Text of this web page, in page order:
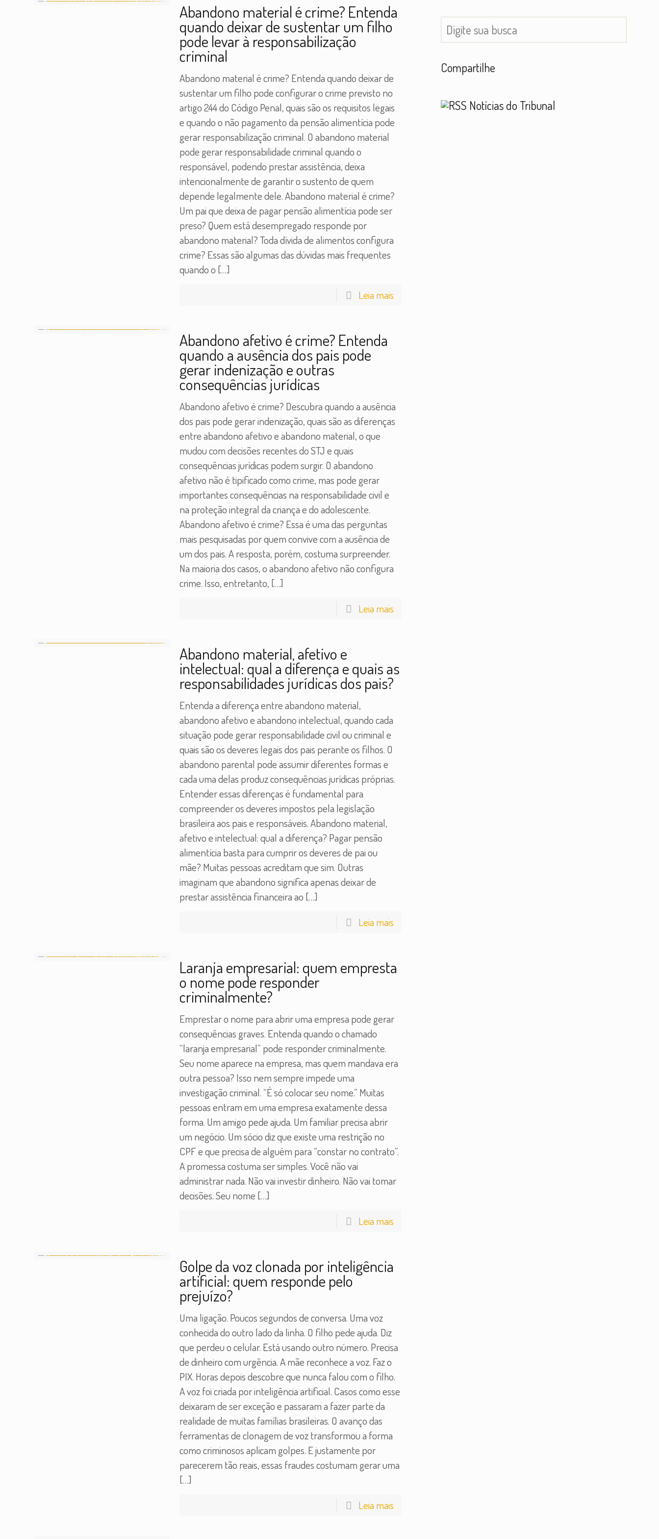
Abandono material é crime? Entenda
quando deixar de sustentar um filho
pode levar à responsabilização
criminal
Abandono material é crime? Entenda quando deixar de
sustentar um filho pode configurar o crime previsto no
artigo 244 do Código Penal, quais são os requisitos legais
e quando o não pagamento da pensão alimentícia pode
gerar responsabilização criminal. O abandono material
pode gerar responsabilidade criminal quando o
responsável, podendo prestar assistência, deixa
intencionalmente de garantir o sustento de quem
depende legalmente dele. Abandono material é crime?
Um pai que deixa de pagar pensão alimentícia pode ser
preso? Quem está desempregado responde por
abandono material? Toda dívida de alimentos configura
crime? Essas são algumas das dúvidas mais frequentes
quando o […]
Leia mais
Abandono afetivo é crime? Entenda
quando a ausência dos pais pode
gerar indenização e outras
consequências jurídicas
Abandono afetivo é crime? Descubra quando a ausência
dos pais pode gerar indenização, quais são as diferenças
entre abandono afetivo e abandono material, o que
mudou com decisões recentes do STJ e quais
consequências jurídicas podem surgir. O abandono
afetivo não é tipificado como crime, mas pode gerar
importantes consequências na responsabilidade civil e
na proteção integral da criança e do adolescente.
Abandono afetivo é crime? Essa é uma das perguntas
mais pesquisadas por quem convive com a ausência de
um dos pais. A resposta, porém, costuma surpreender.
Na maioria dos casos, o abandono afetivo não configura
crime. Isso, entretanto, […]
Leia mais
Abandono material, afetivo e
intelectual: qual a diferença e quais as
responsabilidades jurídicas dos pais?
Entenda a diferença entre abandono material,
abandono afetivo e abandono intelectual, quando cada
situação pode gerar responsabilidade civil ou criminal e
quais são os deveres legais dos pais perante os filhos. O
abandono parental pode assumir diferentes formas e
cada uma delas produz consequências jurídicas próprias.
Entender essas diferenças é fundamental para
compreender os deveres impostos pela legislação
brasileira aos pais e responsáveis. Abandono material,
afetivo e intelectual: qual a diferença? Pagar pensão
alimentícia basta para cumprir os deveres de pai ou
mãe? Muitas pessoas acreditam que sim. Outras
imaginam que abandono significa apenas deixar de
prestar assistência financeira ao […]
Leia mais
Laranja empresarial: quem empresta
o nome pode responder
criminalmente?
Emprestar o nome para abrir uma empresa pode gerar
consequências graves. Entenda quando o chamado
“laranja empresarial” pode responder criminalmente.
Seu nome aparece na empresa, mas quem mandava era
outra pessoa? Isso nem sempre impede uma
investigação criminal. “É só colocar seu nome.” Muitas
pessoas entram em uma empresa exatamente dessa
forma. Um amigo pede ajuda. Um familiar precisa abrir
um negócio. Um sócio diz que existe uma restrição no
CPF e que precisa de alguém para “constar no contrato”.
A promessa costuma ser simples. Você não vai
administrar nada. Não vai investir dinheiro. Não vai tomar
decisões. Seu nome […]
Leia mais
Golpe da voz clonada por inteligência
artificial: quem responde pelo
prejuízo?
Uma ligação. Poucos segundos de conversa. Uma voz
conhecida do outro lado da linha. O filho pede ajuda. Diz
que perdeu o celular. Está usando outro número. Precisa
de dinheiro com urgência. A mãe reconhece a voz. Faz o
PIX. Horas depois descobre que nunca falou com o filho.
A voz foi criada por inteligência artificial. Casos como esse
deixaram de ser exceção e passaram a fazer parte da
realidade de muitas famílias brasileiras. O avanço das
ferramentas de clonagem de voz transformou a forma
como criminosos aplicam golpes. E justamente por
parecerem tão reais, essas fraudes costumam gerar uma
[…]
Leia mais
Compartilhe
Notícias do Tribunal